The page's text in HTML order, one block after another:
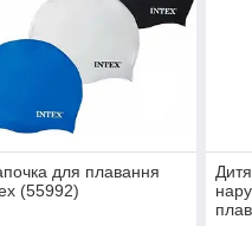
для плавання
(55992)